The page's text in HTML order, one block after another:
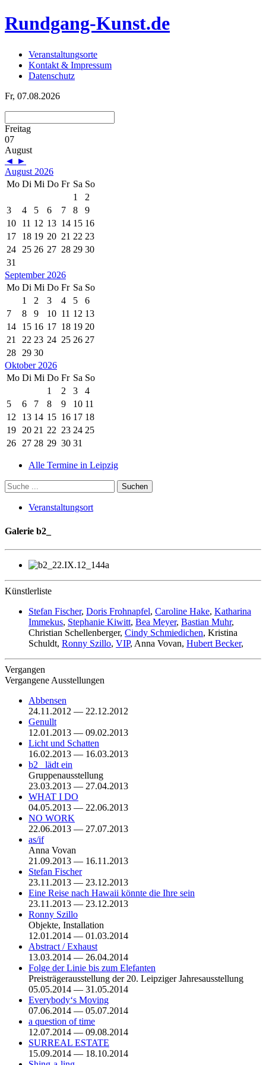
Rundgang-Kunst.de
Veranstaltungsorte
Kontakt & Impressum
Datenschutz
Fr, 07.08.2026
Freitag
07
August
◄ ►
August 2026
Mo Di Mi Do Fr Sa So
1
2
3
4 5 6 7 8
9
10
11 12 13 14 15 16
17
18 19 20 21 22 23
24 25 26 27 28 29 30
31
September 2026
Mo Di Mi Do Fr Sa So
1
2 3 4 5
6
7
8 9 10 11 12 13
14
15 16 17 18 19 20
21
22 23 24 25 26 27
28 29 30
Oktober 2026
Mo Di Mi Do Fr Sa So
1
2 3
4
5
6 7 8 9 10 11
12
13 14 15 16 17 18
19 20 21 22 23 24 25
26 27 28 29 30 31
Alle Termine in Leipzig
Veranstaltungsort
Galerie b2_
Künstlerliste
Stefan Fischer, Doris Frohnapfel, Caroline Hake, Katharina
Immekus, Stephanie Kiwitt, Bea Meyer, Bastian Muhr,
Christian Schellenberger, Cindy Schmiedichen, Kristina
Schuldt, Ronny Szillo, VIP, Anna Vovan, Hubert Becker,
Vergangen
Vergangene Ausstellungen
Abbensen
24.11.2012 — 22.12.2012
Genullt
12.01.2013 — 09.02.2013
Licht und Schatten
16.02.2013 — 16.03.2013
b2_ lädt ein
Gruppenausstellung
23.03.2013 — 27.04.2013
WHAT I DO
04.05.2013 — 22.06.2013
NO WORK
22.06.2013 — 27.07.2013
as/if
Anna Vovan
21.09.2013 — 16.11.2013
Stefan Fischer
23.11.2013 — 23.12.2013
Eine Reise nach Hawaii könnte die Ihre sein
23.11.2013 — 23.12.2013
Ronny Szillo
Objekte, Installation
12.01.2014 — 01.03.2014
Abstract / Exhaust
13.03.2014 — 26.04.2014
Folge der Linie bis zum Elefanten
Preisträgerausstellung der 20. Leipziger Jahresausstellung
05.05.2014 — 31.05.2014
Everybody‘s Moving
07.06.2014 — 05.07.2014
a question of time
12.07.2014 — 09.08.2014
SURREAL ESTATE
15.09.2014 — 18.10.2014